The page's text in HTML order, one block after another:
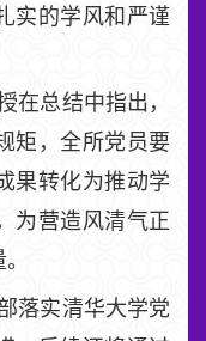
实的学风和严谨
在总结中指出，
矩，全所党员要
果转化为推动学
为营造风清气正
。
落实清华大学党